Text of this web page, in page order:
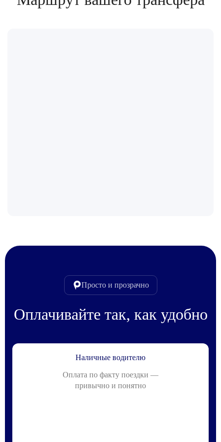
Просто и прозрачно
Оплачивайте так, как удобно
Наличные водителю
Оплата по факту поездки —
привычно и понятно